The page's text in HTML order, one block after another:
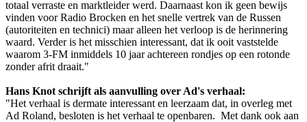
totaal verraste en marktleider werd. Daarnaast kon ik geen bewijs
vinden voor Radio Brocken en het snelle vertrek van de Russen
(autoriteiten en technici) maar alleen het verloop is de herinnering
waard. Verder is het misschien interessant, dat ik ooit vaststelde
waarom 3-FM inmiddels 10 jaar achtereen rondjes op een rotonde
zonder afrit draait."
Hans Knot schrijft als aanvulling over Ad's verhaal:
"Het verhaal is dermate interessant en leerzaam dat, in overleg met
Ad Roland, besloten is het verhaal te openbaren. Met dank ook aan